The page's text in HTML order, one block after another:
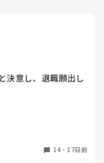
決意し、退職願出し
なかった事が施設長
したことないと思
ると少し考え「一旦
14・ 17日前